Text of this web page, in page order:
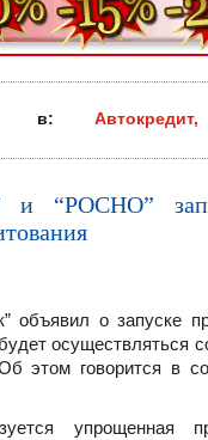
в: Автокредит,
и “РОСНО”
объявил о запуске
осуществляться
этом говорится в
упрощенная